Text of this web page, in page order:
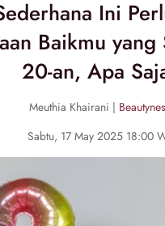
Ini
Baikmu yang
20-an, Apa
Meuthia Khairani |
Sabtu, 17 May 2025 18:00